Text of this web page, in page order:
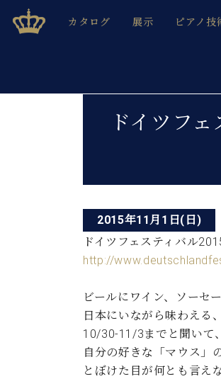
ベヒシュタインジャパン公式サイト
BECHSTEIN JAPAN Official Site
カタログ
C.ベヒシュタイン コン
グランドピアノ
展示 ピアノ技
音色とタ
ベヒシ
ピアノ製
ベヒシュタ
ホール・スタジオレンタル
ホール・スタジオ空き状況
ピアノのコンシェルジュ
セントラム東京のご案内(PDF)
お問い合わせ
ドイツフ
2015年11月1日(日)
ドイツフェスティバル
http://
ビールにワイン、ソーセ
日本にいながら味わえる
10/30-11/3までと聞いて
自分の好きな「マウス」
とぼけた目が何とも言え
ビ
ゲ
ー
シ
ョ
ン